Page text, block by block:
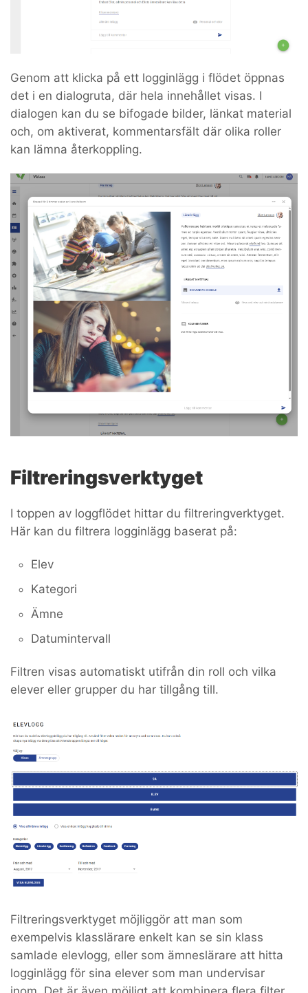
Genom att klicka på ett logginlägg i flödet öppnas
det i en dialogruta, där hela innehållet visas. I
dialogen kan du se bifogade bilder, länkat material
och, om aktiverat, kommentarsfält där olika roller
kan lämna återkoppling.
Filtreringsverktyget
I toppen av loggflödet hittar du filtreringverktyget.
Här kan du filtrera logginlägg baserat på:
Elev
Kategori
Ämne
Datumintervall
Filtren visas automatiskt utifrån din roll och vilka
elever eller grupper du har tillgång till.
Filtreringsverktyget möjliggör att man som
exempelvis klasslärare enkelt kan se sin klass
samlade elevlogg, eller som ämneslärare att hitta
logginlägg för sina elever som man undervisar